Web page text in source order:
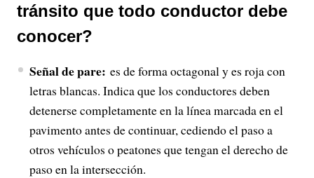
tránsito que todo conductor debe
conocer?
Señal de pare: es de forma octagonal y es roja con
letras blancas. Indica que los conductores deben
detenerse completamente en la línea marcada en el
pavimento antes de continuar, cediendo el paso a
otros vehículos o peatones que tengan el derecho de
paso en la intersección.